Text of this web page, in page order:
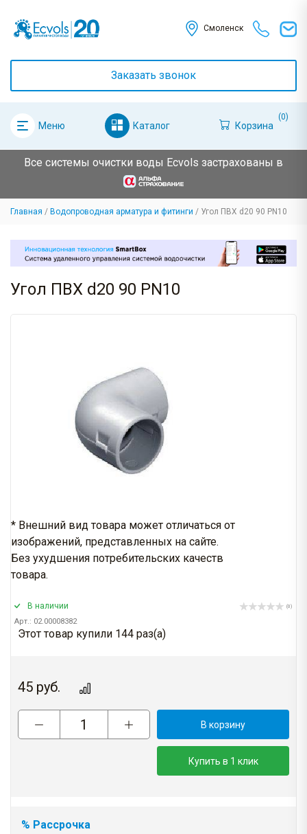
Смоленск
Заказать звонок
Меню Каталог Корзина
(0)
Все системы очистки воды Ecvols застрахованы в
Главная Водопроводная арматура и фитинги Угол ПВХ d20 90 PN10
Угол ПВХ d20 90 PN10
* Внешний вид товара может отличаться от
изображений, представленных на сайте.
Без ухудшения потребительских качеств
товара.
В наличии
Арт.: 02.00008382
(0)
Этот товар купили 144 раз(a)
45 руб.
В корзину
Купить в 1 клик
% Рассрочка